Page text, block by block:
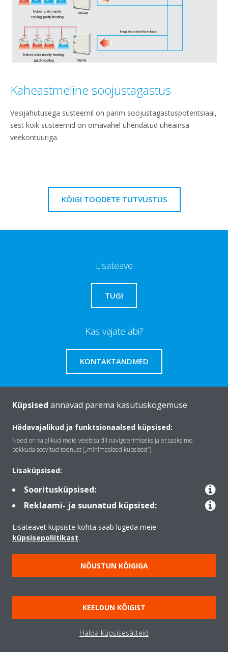
Kaheastmeline soojustagastus
Vesijahutusega süsteemil on parim soojustagastuspotentsiaal,
sest kõik süsteemid on omavahel ühendatud üheainsa
veekontuuriga.
KÕIGI TOODETE TUTVUSTUS
Lisateave
TUGI
Kas vajate abi?
KONTAKTANDMED
Tutvustus Daikin
Kontakt
Products
Copyright © Daikin
Juriidiline teatis
Märkus küpsiste kohta
Datu aizsardzības politika
Ettevõtte eetikakoodeks
Küpsised annavad parema kasutuskogemuse
Hädavajalikud ja funktsionaalsed küpsised:
Need on vajalikud meie veebisaidil navigeerimiseks ja et saaksime
pakkuda soovitud teenust („minimaalsed küpsised“).
Lisaküpsised:
Sooritusküpsised:
Reklaami- ja suunatud küpsised:
Lisateavet küpsiste kohta saab lugeda meie
küpsisepoliitikast.
NÕUSTUN KÕIGIGA
KEELDUN KÕIGIST
Halda küpsisesätteid